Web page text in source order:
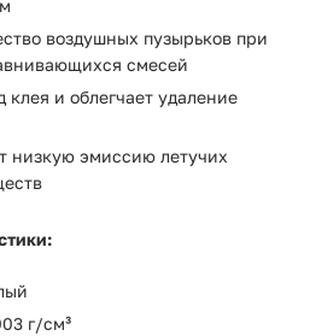
воздушных пузырьков при
смесей
и облегчает удаление
низкую эмиссию летучих
г/см³